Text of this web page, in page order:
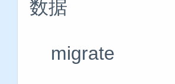
数据
migrate